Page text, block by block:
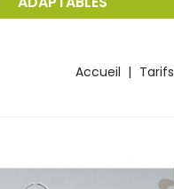
Accueil Tarifs